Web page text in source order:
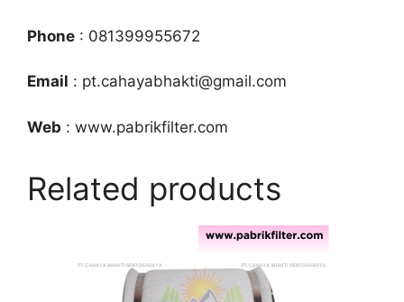
Phone : 081399955672
Email : pt.cahayabhakti@gmail.com
Web : www.pabrikfilter.com
Related products